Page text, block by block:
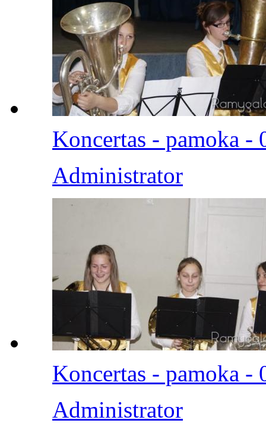
Koncertas - pamoka -
Administrator
Koncertas - pamoka -
Administrator